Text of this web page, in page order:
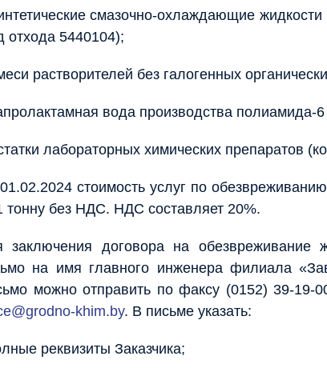
смазочно-охлаждающие
отхода 5440104);
растворителей без галогенных
вода производства полиамида-
лабораторных химических препаратов
стоимость услуг по
тонну без НДС. НДС составляет 20%.
заключения договора на обезвреживание
на имя главного инженера филиала
можно отправить по факсу (0152) 39-19-
khim.by. В письме указать:
реквизиты Заказчика;